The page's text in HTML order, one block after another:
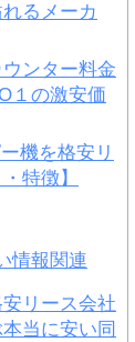
るメーカ
ンター料金
１の激安価
機を格安リ
特徴】
情報関連
リース会社
当に安い同